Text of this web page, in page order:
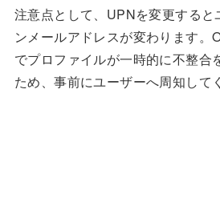
注意点として、UPNを変更すると
ンメールアドレスが変わります。
でプロファイルが一時的に不整合
ため、事前にユーザーへ周知して